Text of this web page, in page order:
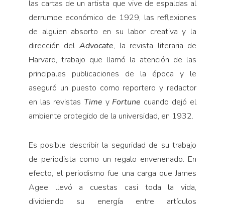
las cartas de un artista que vive de espaldas al
derrumbe económico de 1929, las reflexiones
de alguien absorto en su labor creativa y la
dirección del Advocate, la revista literaria de
Harvard, trabajo que llamó la atención de las
principales publicaciones de la época y le
aseguró un puesto como reportero y redactor
en las revistas Time y Fortune cuando dejó el
ambiente protegido de la universidad, en 1932.
Es posible describir la seguridad de su trabajo
de periodista como un regalo envenenado. En
efecto, el periodismo fue una carga que James
Agee llevó a cuestas casi toda la vida,
dividiendo su energía entre artículos